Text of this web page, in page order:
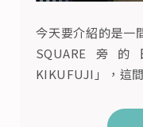
今天要介紹的是一
SQUARE旁
KIKUFUJI」，這
日式居酒屋。